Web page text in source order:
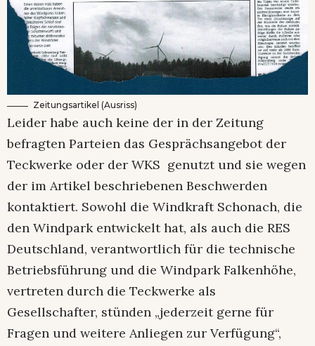
Zeitungsartikel (Ausriss)
Leider habe auch keine der in der Zeitung
befragten Parteien das Gesprächsangebot der
Teckwerke oder der WKS genutzt und sie wegen
der im Artikel beschriebenen Beschwerden
kontaktiert. Sowohl die Windkraft Schonach, die
den Windpark entwickelt hat, als auch die RES
Deutschland, verantwortlich für die technische
Betriebsführung und die Windpark Falkenhöhe,
vertreten durch die Teckwerke als
Gesellschafter, stünden „jederzeit gerne für
Fragen und weitere Anliegen zur Verfügung“,